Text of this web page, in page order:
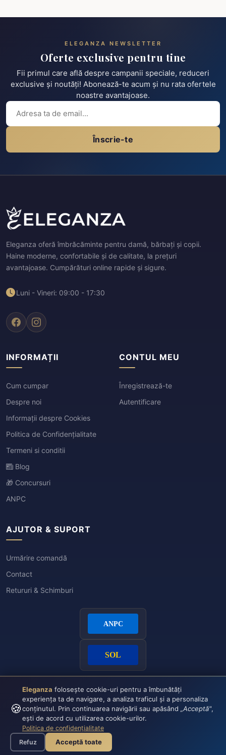
ELEGANZA NEWSLETTER
Oferte exclusive pentru tine
Fii primul care află despre campanii speciale, reduceri
exclusive și noutăți! Abonează-te acum și nu rata ofertele
noastre avantajoase.
Înscrie-te
Eleganza oferă îmbrăcăminte pentru damă, bărbați și copii.
Haine moderne, confortabile și de calitate, la prețuri
avantajoase. Cumpărături online rapide și sigure.
Luni - Vineri: 09:00 - 17:30
INFORMAȚII
Cum cumpar
Despre noi
Informații despre Cookies
Politica de Confidențialitate
Termeni si conditii
Blog
🎁 Concursuri
ANPC
CONTUL MEU
Înregistrează-te
Autentificare
AJUTOR & SUPORT
Urmărire comandă
Contact
Retururi & Schimburi
Plata securizată: VISA
© 2026 Eleganza - Toate drepturile rezervate
🍪
Eleganza folosește cookie-uri pentru a îmbunătăți
experiența ta de navigare, a analiza traficul și a personaliza
conținutul. Prin continuarea navigării sau apăsând „Acceptă",
ești de acord cu utilizarea cookie-urilor.
Politica de confidențialitate
Refuz
Acceptă toate